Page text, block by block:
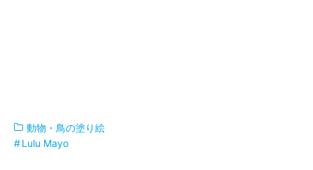
動物・鳥の塗り絵
Lulu Mayo